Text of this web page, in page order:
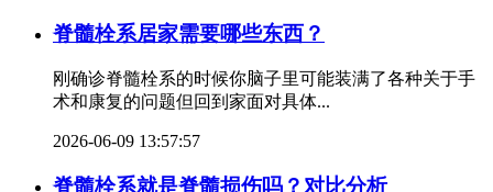
脊髓栓系居家需要哪些东西？
刚确诊脊髓栓系的时候你脑子里可能装满了各种关于手
术和康复的问题但回到家面对具体...
2026-06-09 13:57:57
脊髓栓系就是脊髓损伤吗？对比分析